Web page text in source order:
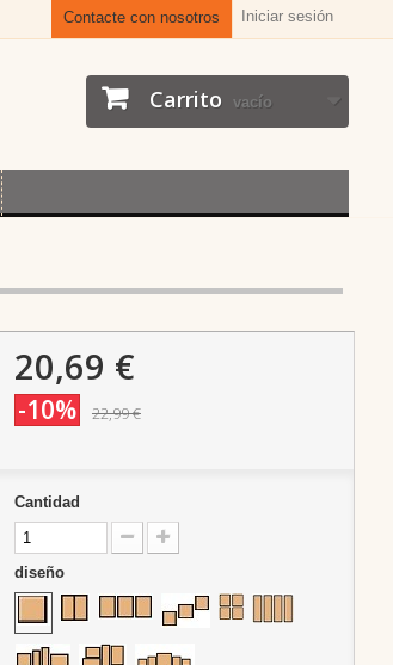
Iniciar sesión
Contacte con nosotros
Carrito vacío
20,69 €
-10% 22,99 €
Cantidad
diseño